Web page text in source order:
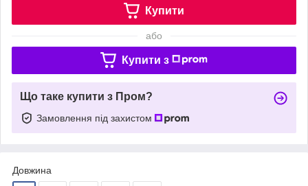
Купити
або
Купити з
Що таке купити з Пром?
Замовлення під захистом
Довжина